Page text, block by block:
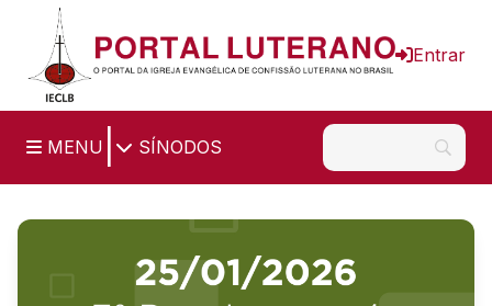
Ir para o conteúdo principal
Entrar
MENU SÍNODOS